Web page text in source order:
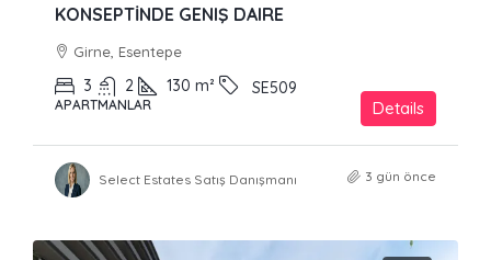
KONSEPTİNDE GENIŞ DAIRE
Girne, Esentepe
3 2 130 m² SE509
APARTMANLAR Details
Select Estates Satış Danışmanı 3 gün önce